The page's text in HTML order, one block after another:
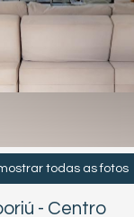
todas as fotos
- Centro